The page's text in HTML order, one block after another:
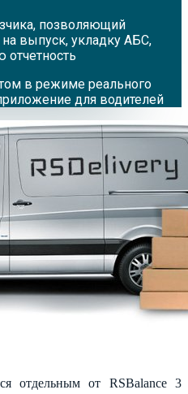
позволяющий
выпуск, укладку АБС,
отчетность
в режиме реального
для водителей
отдельным от RSBalance 3